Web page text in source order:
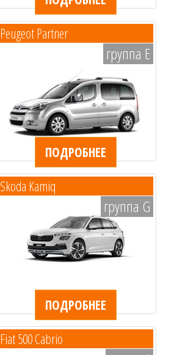
Peugeot Partner
группа E
ПОДРОБНЕЕ
Skoda Kamiq
группа G
ПОДРОБНЕЕ
Fiat 500 Cabrio